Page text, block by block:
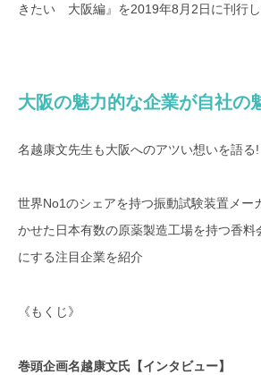
きたい 大阪編』を2019年8月2日に刊行し
大阪の魅力的な企業が自社の
名越康文先生も大阪へのアツい想いを語る!
世界No1のシェアを持つ振動試験装置メー
かせた日本有数の原薬製造工場を持つ香料
にする注目企業を紹介
《もくじ》
巻頭企画名越康文氏【インタビュー】